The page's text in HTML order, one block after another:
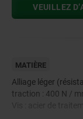
VEUILLEZ
MATIÈRE
Alliage léger
traction : 400 N /